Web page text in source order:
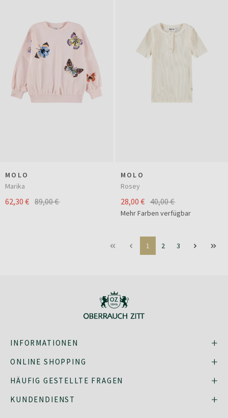
MOLO
Marika
62,30 € 89,00 €
MOLO
Rosey
28,00 € 40,00 €
Mehr Farben verfügbar
1 2 3
INFORMATIONEN
ONLINE SHOPPING
HÄUFIG GESTELLTE FRAGEN
KUNDENDIENST